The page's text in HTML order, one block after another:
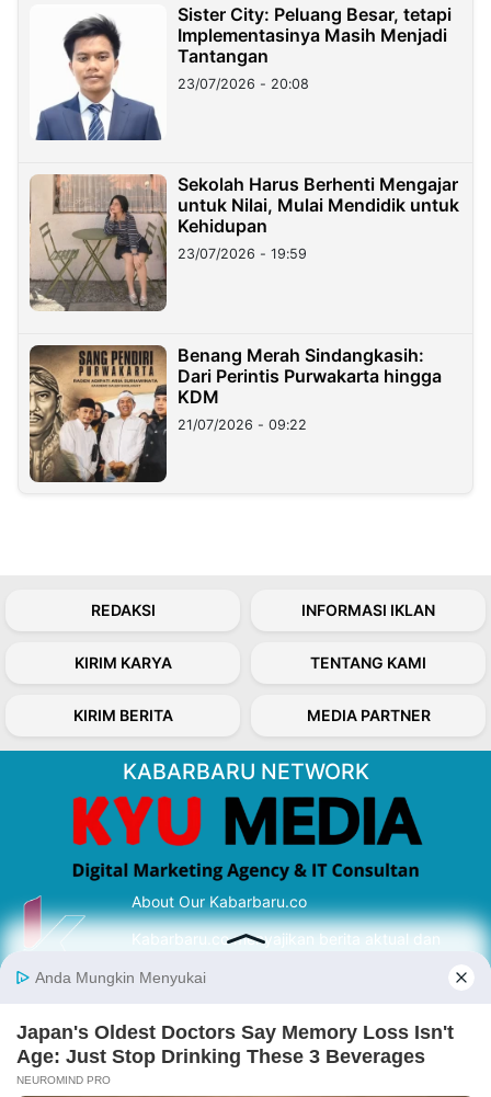
Sister City: Peluang Besar, tetapi
Implementasinya Masih Menjadi
Tantangan
23/07/2026 - 20:08
Sekolah Harus Berhenti Mengajar
untuk Nilai, Mulai Mendidik untuk
Kehidupan
23/07/2026 - 19:59
Benang Merah Sindangkasih:
Dari Perintis Purwakarta hingga
KDM
21/07/2026 - 09:22
REDAKSI INFORMASI IKLAN
KIRIM KARYA TENTANG KAMI
KIRIM BERITA MEDIA PARTNER
KABARBARU NETWORK
About Our Kabarbaru.co
Kabarbaru.co menyajikan berita aktual dan
serta terverifikasi dari sumber yang tepat.
Follow Kabarbaru